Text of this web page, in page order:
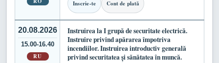
Inscrie-te Cont de plată
20.08.2026
15.00-16.40
RU
Instruirea la I grupă de securitate electrică.
Instruire privind apărarea împotriva
incendiilor. Instruirea introductiv generală
privind securitatea și sănătatea în muncă.